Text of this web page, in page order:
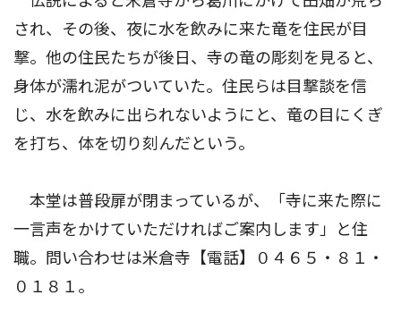
され、その後、夜に水を飲みに来た竜を住民が目
撃。他の住民たちが後日、寺の竜の彫刻を見ると、
身体が濡れ泥がついていた。住民らは目撃談を信
じ、水を飲みに出られないようにと、竜の目にくぎ
を打ち、体を切り刻んだという。
本堂は普段扉が閉まっているが、「寺に来た際に
一言声をかけていただければご案内します」と住
職。問い合わせは米倉寺【電話】０４６５・８１・
０１８１。